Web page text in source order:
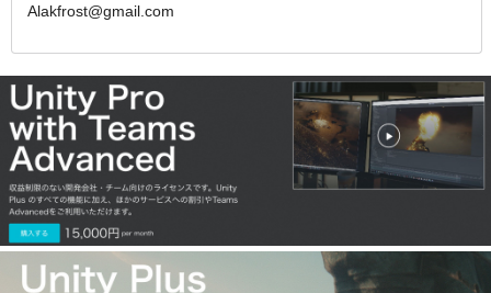
Alakfrost@gmail.com